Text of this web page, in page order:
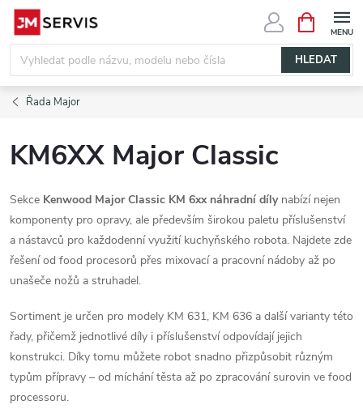
Přejít
obsah
HLEDAT
NÁKUPNÍ
KOŠÍK
Řada Major
KM6XX Major Classic
Sekce Kenwood Major Classic KM 6xx náhradní dílynabízí nejen
komponenty pro opravy, ale především širokou paletu příslušenství
a nástavců pro každodenní využití kuchyňského robota. Najdete zde
řešení od food procesorů přes mixovací a pracovní nádoby až po
unašeče nožů a struhadel.
Sortiment je určen pro modely KM 631, KM 636 a další varianty této
řady, přičemž jednotlivé díly i příslušenství odpovídají jejich
konstrukci. Díky tomu můžete robot snadno přizpůsobit různým
typům přípravy – od míchání těsta až po zpracování surovin ve food
processoru.